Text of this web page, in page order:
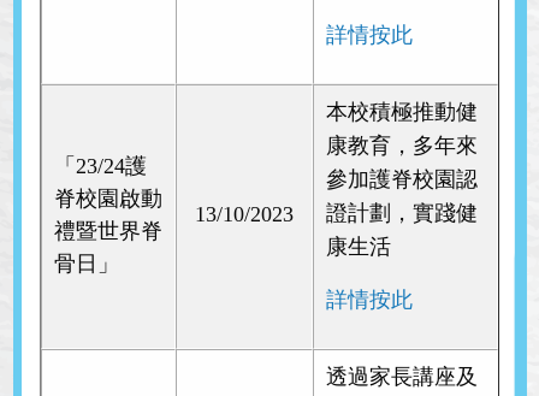
詳情按此
「23/24護
脊校園啟動
禮暨世界脊
骨日」
13/10/2023
本校積極推動健
康教育，多年來
參加護脊校園認
證計劃，實踐健
康生活
詳情按此
透過家長講座及